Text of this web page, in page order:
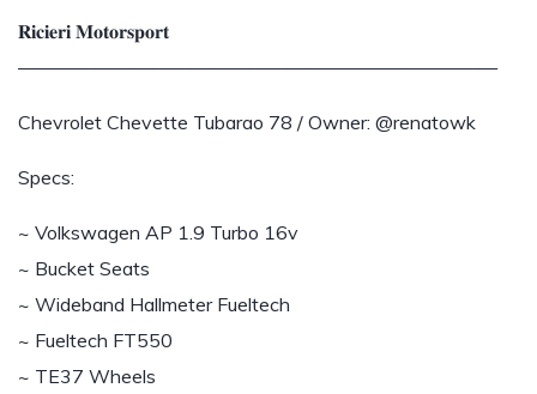
𝐑𝐢𝐜𝐢𝐞𝐫𝐢 𝐌𝐨𝐭𝐨𝐫𝐬𝐩𝐨𝐫𝐭
—————————————————————————
Chevrolet Chevette Tubarao 78 / Owner: @renatowk
Specs:
~ Volkswagen AP 1.9 Turbo 16v
~ Bucket Seats
~ Wideband Hallmeter Fueltech
~ Fueltech FT550
~ TE37 Wheels